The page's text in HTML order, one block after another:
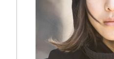
っ
て